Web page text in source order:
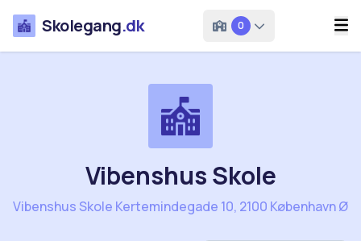
Skolegang.dk 0
Vibenshus Skole
Vibenshus Skole Kertemindegade 10, 2100 København Ø